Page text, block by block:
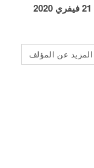
المزيد عن المؤلف